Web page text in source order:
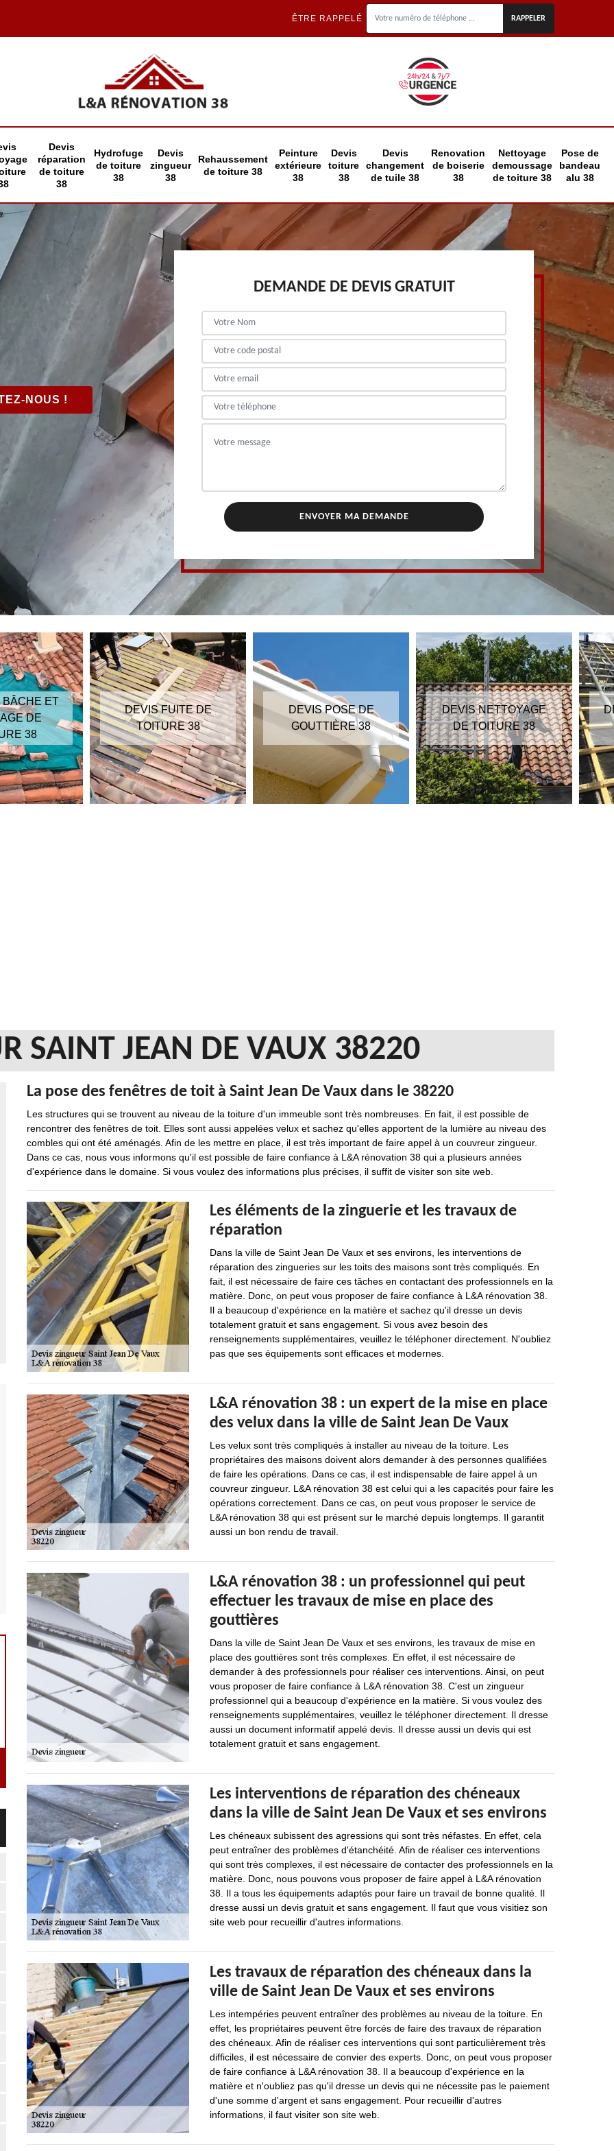
ÊTRE RAPPELÉ
Devis
réparation
de toiture
38
Hydrofuge
de toiture
38
Devis
zingueur
38
Rehaussement
de toiture 38
Peinture
extérieure
38
Devis
toiture
38
Devis
changement
de tuile 38
Renovation
de boiserie
38
Nettoyage
demoussage
de toiture 38
Pose de
bandeau
alu 38
NOUS !
DEMANDE DE DEVIS GRATUIT
BÂCHE ET
DE
38
DEVIS FUITE DE
TOITURE 38
DEVIS POSE DE
GOUTTIÈRE 38
DEVIS NETTOYAGE
DE TOITURE 38
SAINT JEAN DE VAUX 38220
La pose des fenêtres de toit à Saint Jean De Vaux dans le 38220
Les structures qui se trouvent au niveau de la toiture d'un immeuble sont très nombreuses. En fait, il est possible de
rencontrer des fenêtres de toit. Elles sont aussi appelées velux et sachez qu'elles apportent de la lumière au niveau des
combles qui ont été aménagés. Afin de les mettre en place, il est très important de faire appel à un couvreur zingueur.
Dans ce cas, nous vous informons qu'il est possible de faire confiance à L&A rénovation 38 qui a plusieurs années
d'expérience dans le domaine. Si vous voulez des informations plus précises, il suffit de visiter son site web.
Les éléments de la zinguerie et les travaux de
réparation
Dans la ville de Saint Jean De Vaux et ses environs, les interventions de
réparation des zingueries sur les toits des maisons sont très compliqués. En
fait, il est nécessaire de faire ces tâches en contactant des professionnels en la
matière. Donc, on peut vous proposer de faire confiance à L&A rénovation 38.
Il a beaucoup d'expérience en la matière et sachez qu'il dresse un devis
totalement gratuit et sans engagement. Si vous avez besoin des
renseignements supplémentaires, veuillez le téléphoner directement. N'oubliez
pas que ses équipements sont efficaces et modernes.
L&A rénovation 38 : un expert de la mise en place
des velux dans la ville de Saint Jean De Vaux
Les velux sont très compliqués à installer au niveau de la toiture. Les
propriétaires des maisons doivent alors demander à des personnes qualifiées
de faire les opérations. Dans ce cas, il est indispensable de faire appel à un
couvreur zingueur. L&A rénovation 38 est celui qui a les capacités pour faire les
opérations correctement. Dans ce cas, on peut vous proposer le service de
L&A rénovation 38 qui est présent sur le marché depuis longtemps. Il garantit
aussi un bon rendu de travail.
L&A rénovation 38 : un professionnel qui peut
effectuer les travaux de mise en place des
gouttières
Dans la ville de Saint Jean De Vaux et ses environs, les travaux de mise en
place des gouttières sont très complexes. En effet, il est nécessaire de
demander à des professionnels pour réaliser ces interventions. Ainsi, on peut
vous proposer de faire confiance à L&A rénovation 38. C'est un zingueur
professionnel qui a beaucoup d'expérience en la matière. Si vous voulez des
renseignements supplémentaires, veuillez le téléphoner directement. Il dresse
aussi un document informatif appelé devis. Il dresse aussi un devis qui est
totalement gratuit et sans engagement.
Les interventions de réparation des chéneaux
dans la ville de Saint Jean De Vaux et ses environs
Les chéneaux subissent des agressions qui sont très néfastes. En effet, cela
peut entraîner des problèmes d'étanchéité. Afin de réaliser ces interventions
qui sont très complexes, il est nécessaire de contacter des professionnels en la
matière. Donc, nous pouvons vous proposer de faire appel à L&A rénovation
38. Il a tous les équipements adaptés pour faire un travail de bonne qualité. Il
dresse aussi un devis gratuit et sans engagement. Il faut que vous visitiez son
site web pour recueillir d'autres informations.
Les travaux de réparation des chéneaux dans la
ville de Saint Jean De Vaux et ses environs
Les intempéries peuvent entraîner des problèmes au niveau de la toiture. En
effet, les propriétaires peuvent être forcés de faire des travaux de réparation
des chéneaux. Afin de réaliser ces interventions qui sont particulièrement très
difficiles, il est nécessaire de convier des experts. Donc, on peut vous proposer
de faire confiance à L&A rénovation 38. Il a beaucoup d'expérience en la
matière et n'oubliez pas qu'il dresse un devis qui ne nécessite pas le paiement
d'une somme d'argent et sans engagement. Pour recueillir d'autres
informations, il faut visiter son site web.